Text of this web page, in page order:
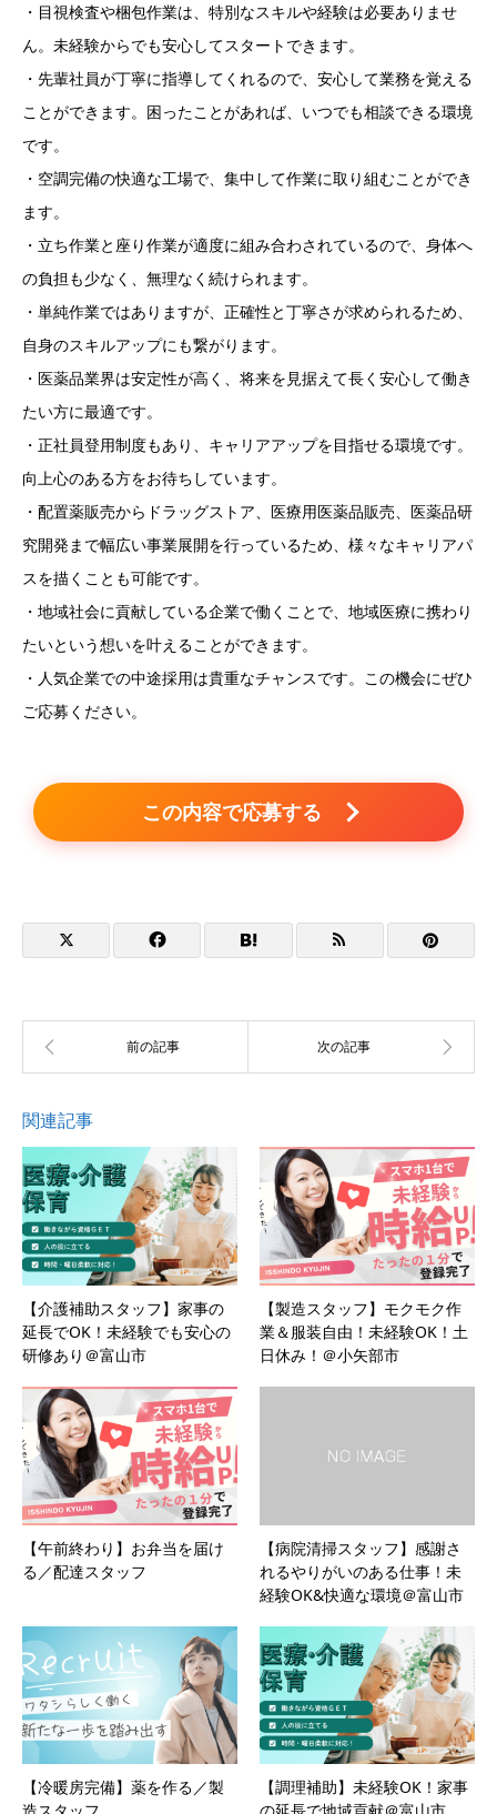
・目視検査や梱包作業は、特別なスキルや経験は必要ありませ
ん。未経験からでも安心してスタートできます。
・先輩社員が丁寧に指導してくれるので、安心して業務を覚える
ことができます。困ったことがあれば、いつでも相談できる環境
です。
・空調完備の快適な工場で、集中して作業に取り組むことができ
ます。
・立ち作業と座り作業が適度に組み合わされているので、身体へ
の負担も少なく、無理なく続けられます。
・単純作業ではありますが、正確性と丁寧さが求められるため、
自身のスキルアップにも繋がります。
・医薬品業界は安定性が高く、将来を見据えて長く安心して働き
たい方に最適です。
・正社員登用制度もあり、キャリアアップを目指せる環境です。
向上心のある方をお待ちしています。
・配置薬販売からドラッグストア、医療用医薬品販売、医薬品研
究開発まで幅広い事業展開を行っているため、様々なキャリアパ
スを描くことも可能です。
・地域社会に貢献している企業で働くことで、地域医療に携わり
たいという想いを叶えることができます。
・人気企業での中途採用は貴重なチャンスです。この機会にぜひ
ご応募ください。
この内容で応募する
関連記事
【介護補助スタッフ】家事の
延長でOK！未経験でも安心の
研修あり＠富山市
【製造スタッフ】モクモク作
業＆服装自由！未経験OK！土
日休み！＠小矢部市
【午前終わり】お弁当を届け
る／配達スタッフ
【病院清掃スタッフ】感謝さ
れるやりがいのある仕事！未
経験OK&快適な環境＠富山市
【冷暖房完備】薬を作る／製
【調理補助】未経験OK！家事